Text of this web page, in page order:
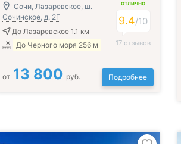
Сочи, Лазаревское, ш.
Сочинское, д. 2Г
До Лазаревское 1.1 км
До Черного моря 256 м
ОТЛИЧНО
9.4/10
17 отзывов
от 13 800 руб. Подробнее